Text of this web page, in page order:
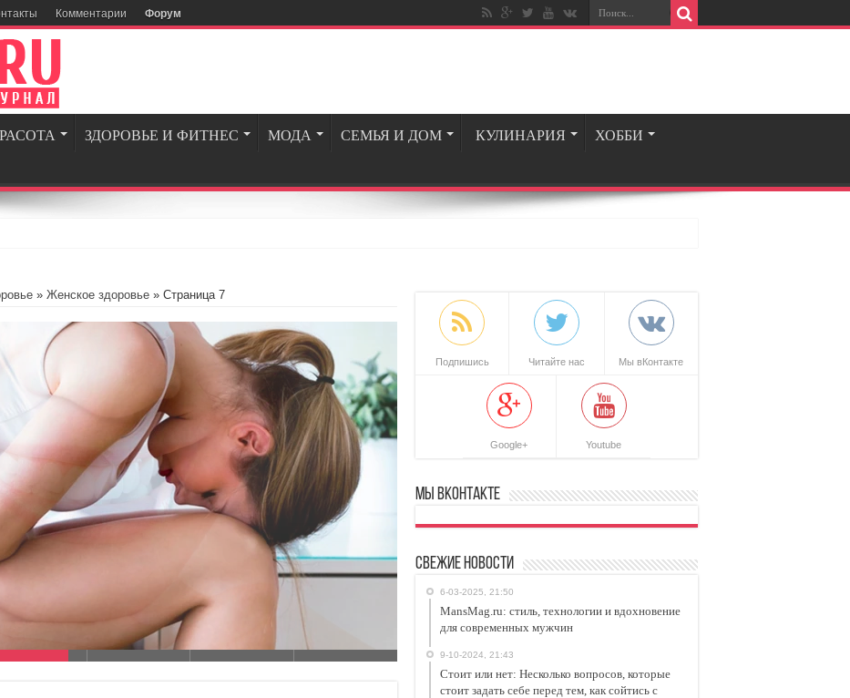
Комментарии Форум
ЗДОРОВЬЕ И ФИТНЕС МОДА СЕМЬЯ И ДОМ КУЛИНАРИЯ ХОББИ
» Женское здоровье » Страница 7
народными средствами, если нужно срочно
материал о женских выделениях и о чем они свидетельствуют.
Сегодня же…
Подпишись Читайте нас Мы вКонтакте
Google+ Youtube
Мы ВКонтакте
Свежие новости
6-03-2025, 21:50
MansMag.ru: стиль, технологии и вдохновение
для современных мужчин
9-10-2024, 21:43
Стоит или нет: Несколько вопросов, которые
стоит задать себе перед тем, как сойтись с